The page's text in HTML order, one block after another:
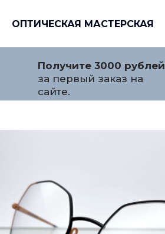
ОПТИЧЕСКАЯ МАСТЕРСКАЯ
Получите 3000 рублей
за первый заказ на
сайте.